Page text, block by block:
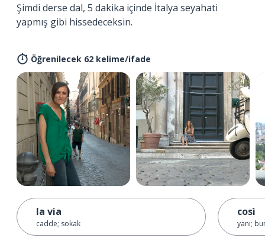
Şimdi derse dal, 5 dakika içinde İtalya seyahati
yapmış gibi hissedeceksin.
Öğrenilecek 62 kelime/ifade
la via
cadde; sokak
così
yani;